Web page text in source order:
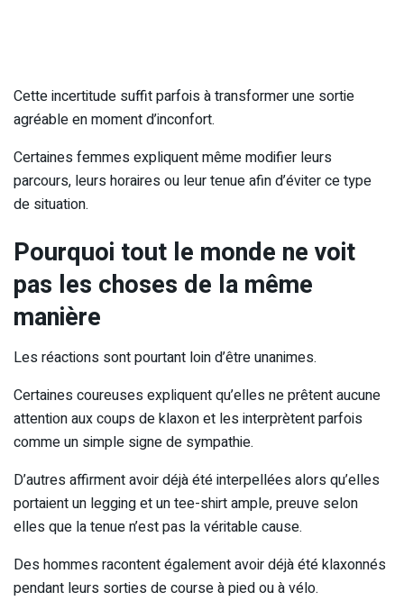
Cette incertitude suffit parfois à transformer une sortie
agréable en moment d’inconfort.
Certaines femmes expliquent même modifier leurs
parcours, leurs horaires ou leur tenue afin d’éviter ce type
de situation.
Pourquoi tout le monde ne voit
pas les choses de la même
manière
Les réactions sont pourtant loin d’être unanimes.
Certaines coureuses expliquent qu’elles ne prêtent aucune
attention aux coups de klaxon et les interprètent parfois
comme un simple signe de sympathie.
D’autres affirment avoir déjà été interpellées alors qu’elles
portaient un legging et un tee-shirt ample, preuve selon
elles que la tenue n’est pas la véritable cause.
Des hommes racontent également avoir déjà été klaxonnés
pendant leurs sorties de course à pied ou à vélo.